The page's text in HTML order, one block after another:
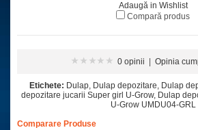
Adaugă in Wishlist
Compară produs
0 opinii Opinia
Etichete: Dulap, Dulap depozitare, Dulap
depozitare jucarii Super girl U-Grow, Dulap
U-Grow UMDU04-GRL
Comparare Produse